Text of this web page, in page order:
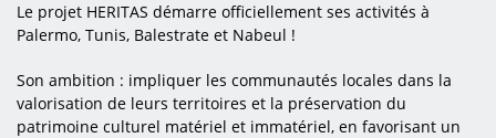
Le projet HERITAS démarre officiellement ses activités à
Palermo, Tunis, Balestrate et Nabeul !
Son ambition : impliquer les communautés locales dans la
valorisation de leurs territoires et la préservation du
patrimoine culturel matériel et immatériel, en favorisant un